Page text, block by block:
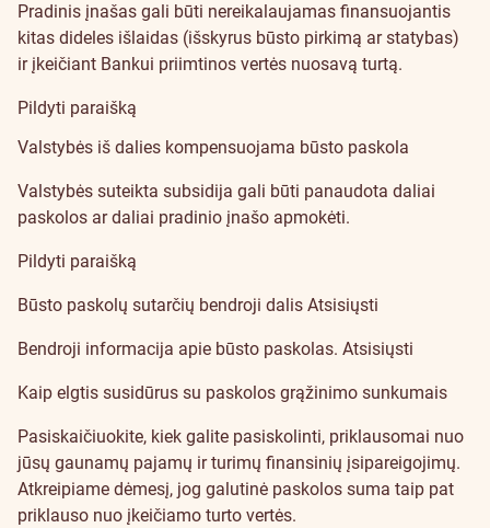
Pradinis įnašas gali būti nereikalaujamas finansuojantis
kitas dideles išlaidas (išskyrus būsto pirkimą ar statybas)
ir įkeičiant Bankui priimtinos vertės nuosavą turtą.
Pildyti paraišką
Valstybės iš dalies kompensuojama būsto paskola
Valstybės suteikta subsidija gali būti panaudota daliai
paskolos ar daliai pradinio įnašo apmokėti.
Pildyti paraišką
Būsto paskolų sutarčių bendroji dalis Atsisiųsti
Bendroji informacija apie būsto paskolas. Atsisiųsti
Kaip elgtis susidūrus su paskolos grąžinimo sunkumais
Pasiskaičiuokite, kiek galite pasiskolinti, priklausomai nuo
jūsų gaunamų pajamų ir turimų finansinių įsipareigojimų.
Atkreipiame dėmesį, jog galutinė paskolos suma taip pat
priklauso nuo įkeičiamo turto vertės.